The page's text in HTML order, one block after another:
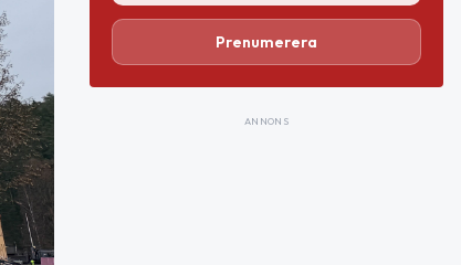
Prenumerera
ANNONS